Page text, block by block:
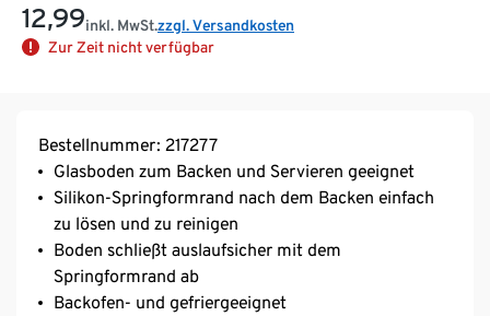
12,99inkl. MwSt.zzgl. Versandkosten
Zur Zeit nicht verfügbar
Bestellnummer: 217277
Glasboden zum Backen und Servieren geeignet
Silikon-Springformrand nach dem Backen einfach
zu lösen und zu reinigen
Boden schließt auslaufsicher mit dem
Springformrand ab
Backofen- und gefriergeeignet